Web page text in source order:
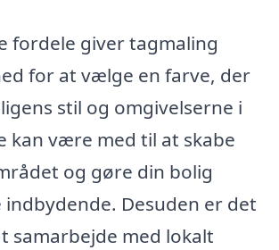
fordele giver tagmaling
for at vælge en farve, der
stil og omgivelserne i
kan være med til at skabe
og gøre din bolig
Desuden er det
samarbejde med lokalt